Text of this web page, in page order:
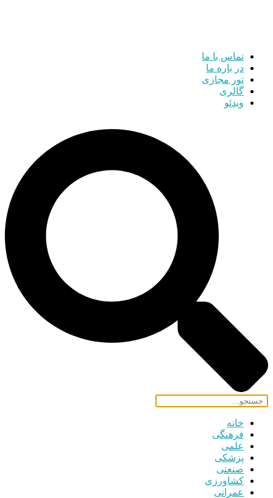
تماس با ما
در باره ما
تور مجازی
گالری
ویدئو
خانه
فرهنگی
علمی
پزشکی
صنعتی
کشاورزی
عمرانی